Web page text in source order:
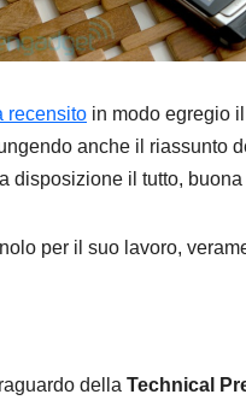
recensito in modo egregio
anche il riassunto
disposizione il tutto, buona
per il suo lavoro,
della Technical